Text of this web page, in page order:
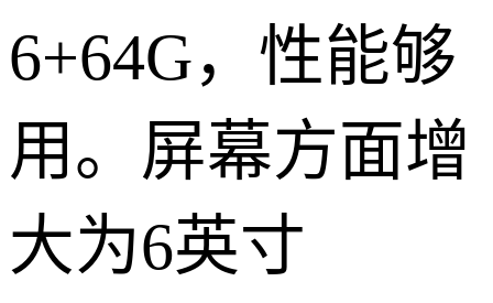
6+64G，性能够
用。屏幕方面增
大为6英寸